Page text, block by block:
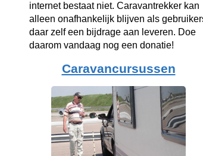
internet bestaat niet. Caravantrekker kan
alleen onafhankelijk blijven als
daar zelf een bijdrage aan leveren. Doe
daarom vandaag nog een donatie!
Caravancursussen